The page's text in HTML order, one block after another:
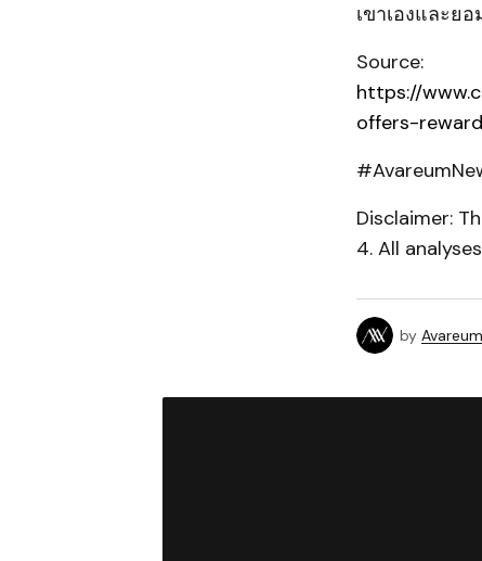
เขาเองและย
Source:
https://
offers-
Disclaimer:
4. All
by